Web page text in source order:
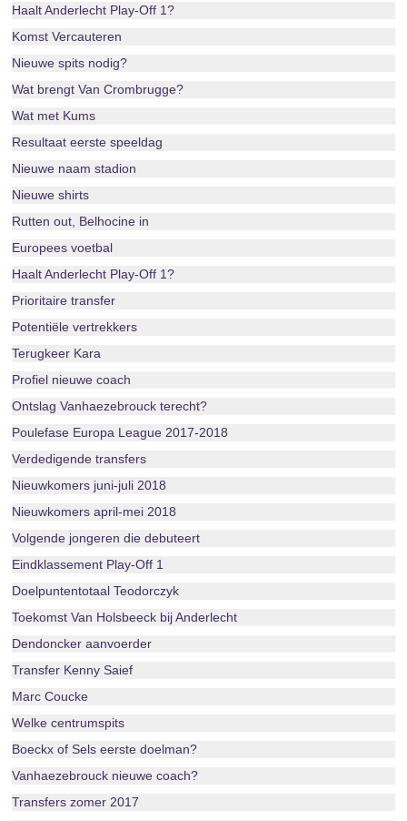
Haalt Anderlecht Play-Off 1?
Komst Vercauteren
Nieuwe spits nodig?
Wat brengt Van Crombrugge?
Wat met Kums
Resultaat eerste speeldag
Nieuwe naam stadion
Nieuwe shirts
Rutten out, Belhocine in
Europees voetbal
Haalt Anderlecht Play-Off 1?
Prioritaire transfer
Potentiële vertrekkers
Terugkeer Kara
Profiel nieuwe coach
Ontslag Vanhaezebrouck terecht?
Poulefase Europa League 2017-2018
Verdedigende transfers
Nieuwkomers juni-juli 2018
Nieuwkomers april-mei 2018
Volgende jongeren die debuteert
Eindklassement Play-Off 1
Doelpuntentotaal Teodorczyk
Toekomst Van Holsbeeck bij Anderlecht
Dendoncker aanvoerder
Transfer Kenny Saief
Marc Coucke
Welke centrumspits
Boeckx of Sels eerste doelman?
Vanhaezebrouck nieuwe coach?
Transfers zomer 2017